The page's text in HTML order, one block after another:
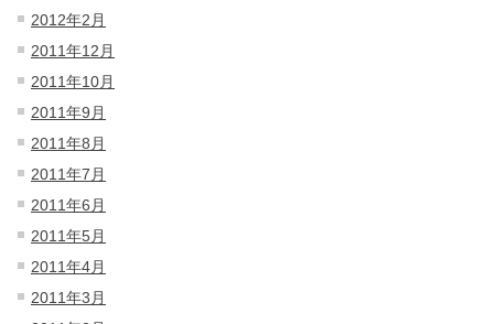
2012年2月
2011年12月
2011年10月
2011年9月
2011年8月
2011年7月
2011年6月
2011年5月
2011年4月
2011年3月